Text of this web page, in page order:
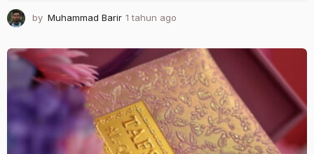
by Muhammad Barir 1 tahun ago
h
u
n
a
g
o